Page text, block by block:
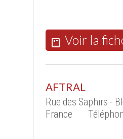
Voir la
AFTRAL
Rue des Saphirs -
France